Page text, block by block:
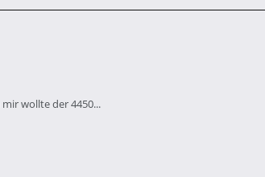
wollte der 4450...